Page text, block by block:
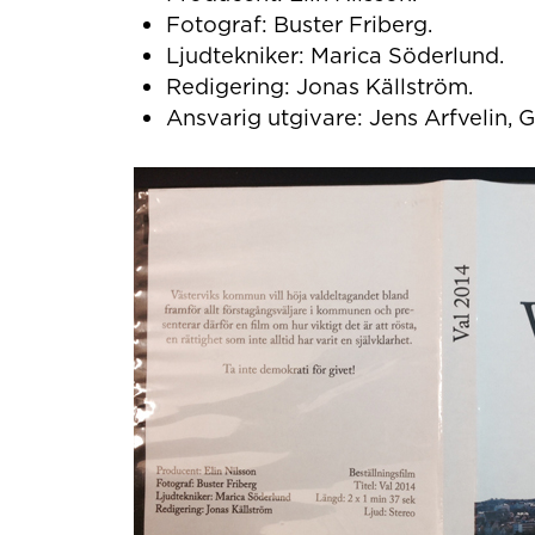
Fotograf: Buster Friberg.
Ljudtekniker: Marica Söderlund.
Redigering: Jonas Källström.
Ansvarig utgivare: Jens Arfvelin,